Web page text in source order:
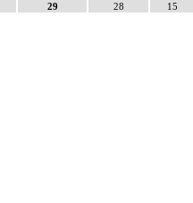
29 28 15